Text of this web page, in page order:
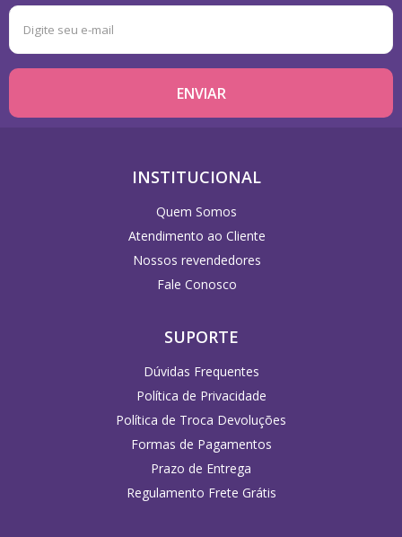
INSTITUCIONAL
Quem Somos
Atendimento ao Cliente
Nossos revendedores
Fale Conosco
SUPORTE
Dúvidas Frequentes
Política de Privacidade
Política de Troca Devoluções
Formas de Pagamentos
Prazo de Entrega
Regulamento Frete Grátis